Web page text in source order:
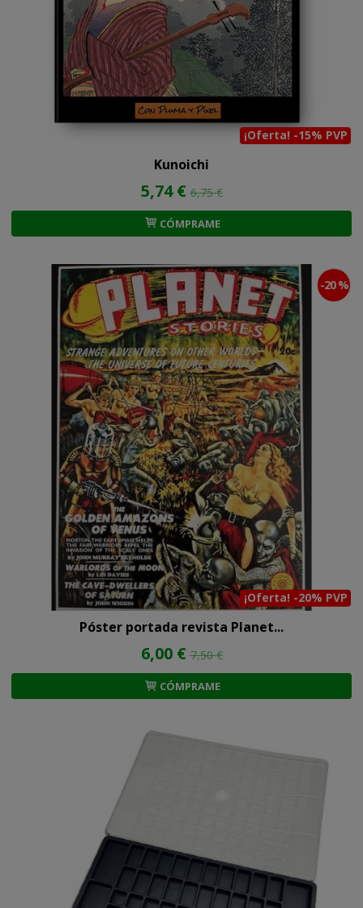
¡Oferta! -15% PVP
Kunoichi
5,74 €6,75 €
CÓMPRAME
¡Oferta! -20% PVP
-20 %
Póster portada revista Planet...
6,00 €7,50 €
CÓMPRAME